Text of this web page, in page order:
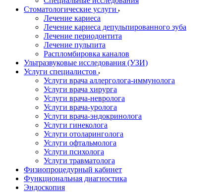
Стоматологические услуги
Лечение кариеса
Лечение кариеса депульпированного зуба
Лечение периодонтита
Лечение пульпита
Распломбировка каналов
Ультразвуковые исследования (УЗИ)
Услуги специалистов
Услуги врача аллерголога-иммунолога
Услуги врача хирурга
Услуги врача-невролога
Услуги врача-уролога
Услуги врача-эндокринолога
Услуги гинеколога
Услуги отоларинголога
Услуги офтальмолога
Услуги психолога
Услуги травматолога
Физиопроцедурный кабинет
Функциональная диагностика
Эндоскопия